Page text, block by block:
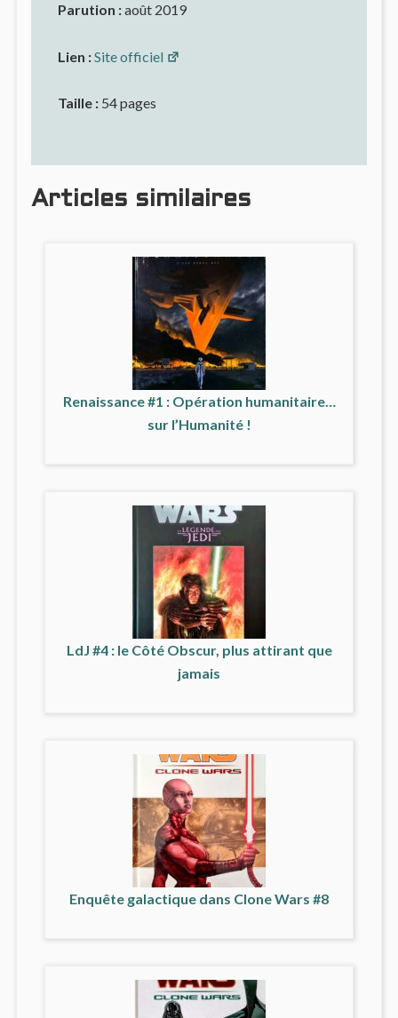
Parution :août 2019
Lien :Site officiel
Taille : 54 pages
Articles similaires
Renaissance #1 : Opération humanitaire…
sur l’Humanité !
LdJ #4 : le Côté Obscur, plus attirant que
jamais
Enquête galactique dans Clone Wars #8